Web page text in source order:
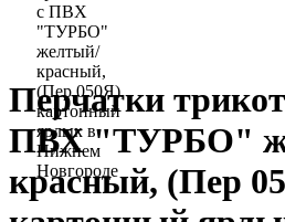
Перчатки
ПВХ "ТУРБО"
красный, (Пер